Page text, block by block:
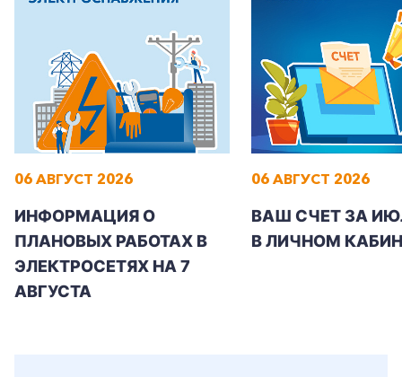
06 АВГУСТ 2026
ИНФОРМАЦИЯ О
ПЛАНОВЫХ РАБОТАХ В
ЭЛЕКТРОСЕТЯХ НА 7
АВГУСТА
06 АВГУСТ 2026
ВАШ СЧЕТ ЗА
В ЛИЧНОМ